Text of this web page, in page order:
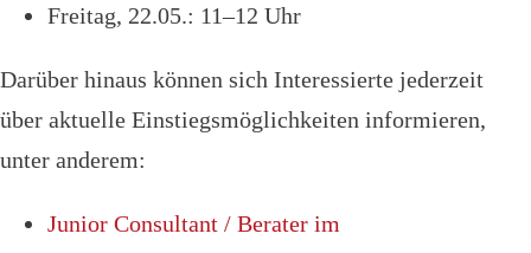
Freitag, 22.05.: 11–12 Uhr
Darüber hinaus können sich Interessierte jederzeit
über aktuelle Einstiegsmöglichkeiten informieren,
unter anderem:
Junior Consultant / Berater im